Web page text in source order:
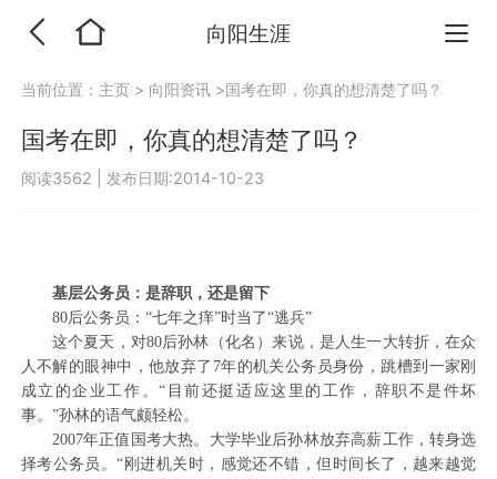
向阳生涯
当前位置： 主页 > 向阳资讯 >国考在即，你真的想清楚了吗？
国考在即，你真的想清楚了吗？
阅读3562 发布日期:2014-10-23
基层公务员：是辞职，还是留下
80后公务员：“七年之痒”时当了“逃兵”
这个夏天，对80后孙林（化名）来说，是人生一大转折，在众
人不解的眼神中，他放弃了7年的机关公务员身份，跳槽到一家刚
成立的企业工作。“目前还挺适应这里的工作，辞职不是件坏
事。”孙林的语气颇轻松。
2007年正值国考大热。大学毕业后孙林放弃高薪工作，转身选
择考公务员。“刚进机关时，感觉还不错，但时间长了，越来越觉